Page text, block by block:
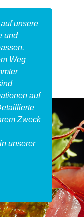
unsere
und
Weg
auf
Zweck
unserer